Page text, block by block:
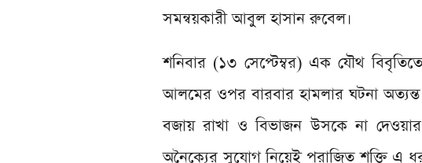
সমন্বয়কারী আবুল হাসান রুবেল।
শনিবার (১৩ সেপ্টেম্বর) এক যৌথ
আলমের ওপর বারবার হামলার ঘটনা
বজায় রাখা ও বিভাজন উসকে না
অনৈক্যের সুযোগ নিয়েই পরাজিত শক্তি এ